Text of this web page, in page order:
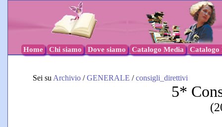
Home Chi siamo Dove siamo Catalogo Media Catalogo
Sei su Archivio /GENERALE /consigli_direttivi
5*